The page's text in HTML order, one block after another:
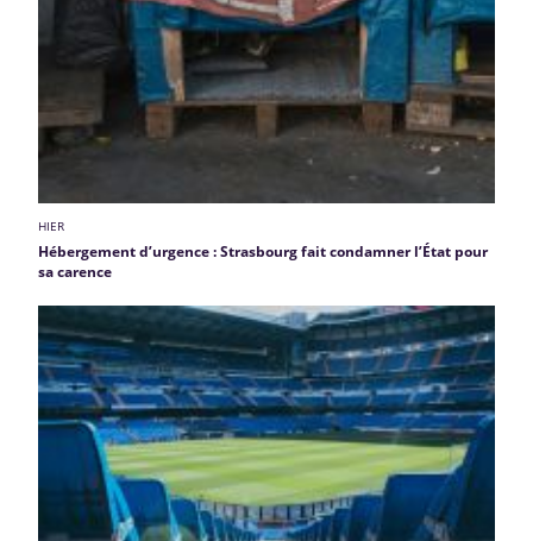
HIER
Hébergement d’urgence : Strasbourg fait condamner l’État pour
sa carence